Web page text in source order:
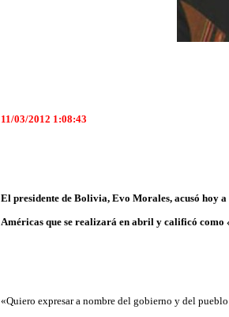
11/03/2012 1:08:43
El presidente de Bolivia, Evo Morales, acusó hoy
Américas que se realizará en abril y calificó
«Quiero expresar a nombre del gobierno y del